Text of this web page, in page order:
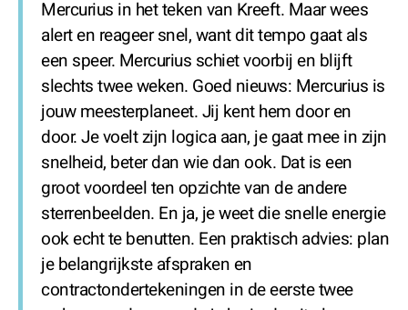
Mercurius in het teken van Kreeft. Maar wees
alert en reageer snel, want dit tempo gaat als
een speer. Mercurius schiet voorbij en blijft
slechts twee weken. Goed nieuws: Mercurius is
jouw meesterplaneet. Jij kent hem door en
door. Je voelt zijn logica aan, je gaat mee in zijn
snelheid, beter dan wie dan ook. Dat is een
groot voordeel ten opzichte van de andere
sterrenbeelden. En ja, je weet die snelle energie
ook echt te benutten. Een praktisch advies: plan
je belangrijkste afspraken en
contractondertekeningen in de eerste twee